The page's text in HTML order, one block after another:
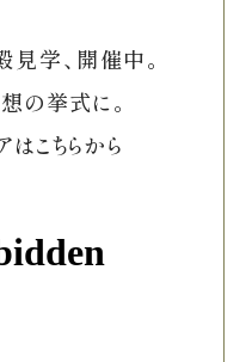
学、開催中。
の挙式に。
こちらから